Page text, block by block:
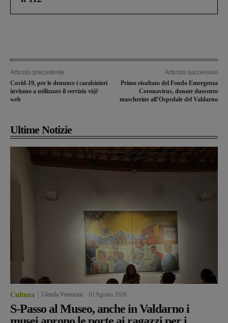
Articolo precedente
Covid-19, per le denunce i carabinieri
invitano a utilizzare il servizio vi@
web
Articolo successivo
Primo risultato del Fondo Emergenza
Coronavirus, donate duecento
mascherine all’Ospedale del Valdarno
Ultime Notizie
Cultura Glenda Venturini 10 Agosto 2026
S-Passo al Museo, anche in Valdarno i